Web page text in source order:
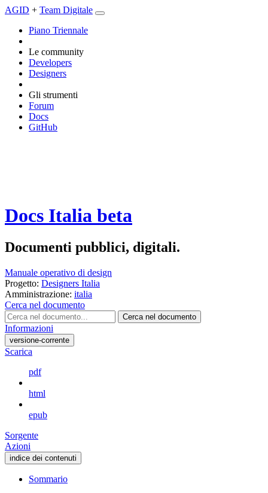
AGID + Team Digitale
Piano Triennale
Le community
Developers
Designers
Gli strumenti
Forum
Docs
GitHub
Docs Italia beta
Documenti pubblici, digitali.
Manuale operativo di design
Progetto: Designers Italia
Amministrazione: italia
Cerca nel documento
Cerca nel documento
Informazioni
versione-corrente
Scarica
pdf
html
epub
Sorgente
Azioni
indice dei contenuti
Sommario